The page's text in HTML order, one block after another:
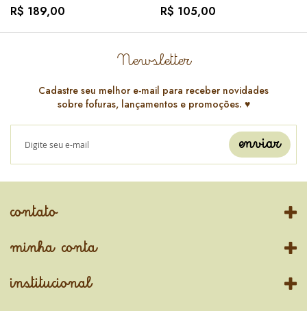
R$ 189,00 R$ 105,00
Newsletter
Cadastre seu melhor e-mail para receber novidades
sobre fofuras, lançamentos e promoções. ♥️
enviar
contato
minha conta
institucional